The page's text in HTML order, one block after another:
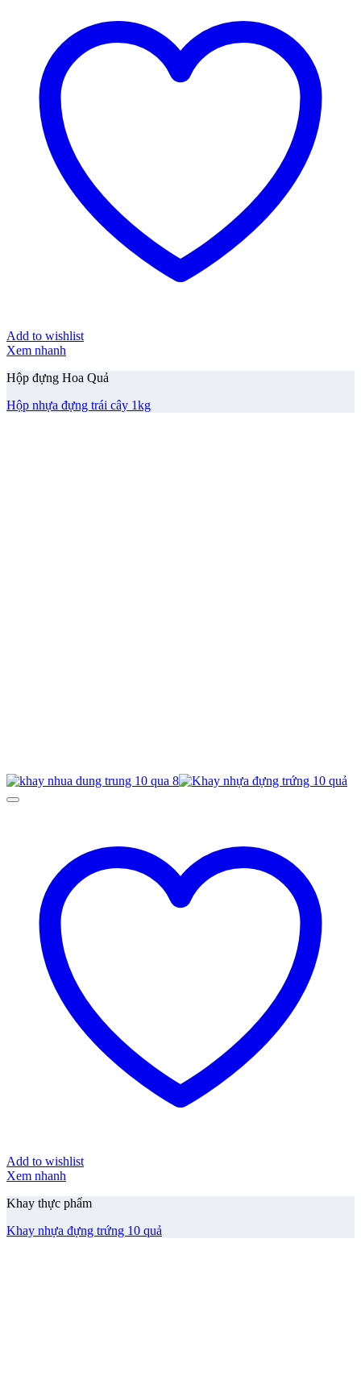
Add to wishlist
Xem nhanh
Hộp đựng Hoa Quả
Hộp nhựa đựng trái cây 1kg
Add to wishlist
Xem nhanh
Khay thực phẩm
Khay nhựa đựng trứng 10 quả